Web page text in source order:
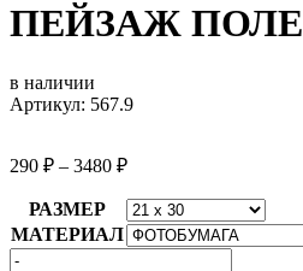
ПЕЙЗАЖ ПОЛЕ
в наличии
Артикул: 567.9
290 ₽ – 3480 ₽
РАЗМЕР
МАТЕРИАЛ